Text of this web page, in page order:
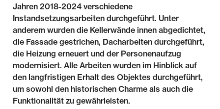
Jahren 2018-2024 verschiedene
Instandsetzungsarbeiten durchgeführt. Unter
anderem wurden die Kellerwände innen abgedichtet,
die Fassade gestrichen, Dacharbeiten durchgeführt,
die Heizung erneuert und der Personenaufzug
modernisiert. Alle Arbeiten wurden im Hinblick auf
den langfristigen Erhalt des Objektes durchgeführt,
um sowohl den historischen Charme als auch die
Funktionalität zu gewährleisten.